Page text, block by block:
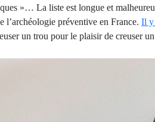
»… La liste est longue et
l’archéologie préventive en France. Il y
un trou pour le plaisir de creuser